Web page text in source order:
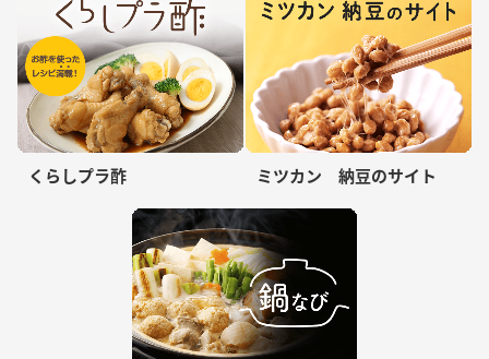
くらしプラ酢 ミツカン 納豆のサイト